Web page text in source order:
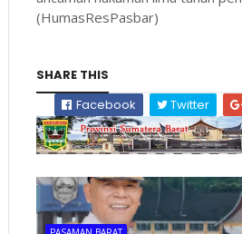
(HumasResPasbar)
SHARE THIS
Facebook
Twitter